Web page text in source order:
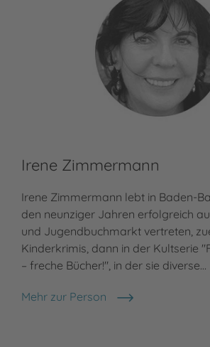
Irene Zimmermann
Irene Zimmermann lebt in Baden-
den neunziger Jahren erfolgreich
und Jugendbuchmarkt vertreten,
Kinderkrimis, dann in der Kultserie
– freche Bücher!", in der sie diverse…
Mehr zur Person
Irene Zimmermann